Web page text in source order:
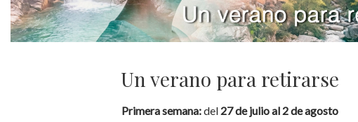
Un verano para retirarse
Primera semana:del 27 de julio al 2 de agosto